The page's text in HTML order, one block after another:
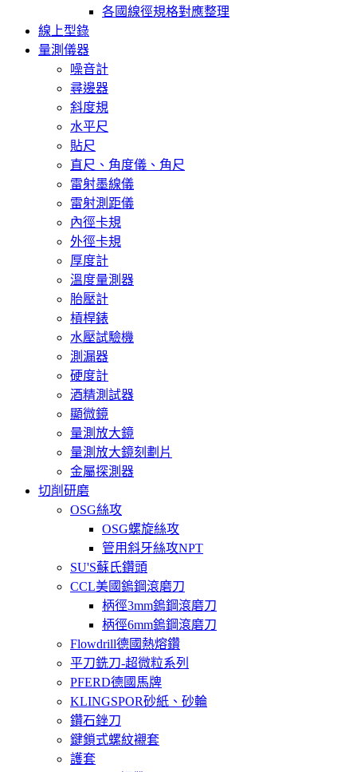
各國線徑規格對應整理
線上型錄
量測儀器
噪音計
尋邊器
斜度規
水平尺
貼尺
直尺、角度儀、角尺
雷射墨線儀
雷射測距儀
內徑卡規
外徑卡規
厚度計
溫度量測器
胎壓計
槓桿錶
水壓試驗機
測漏器
硬度計
酒精測試器
顯微鏡
量測放大鏡
量測放大鏡刻劃片
金屬探測器
切削研磨
OSG絲攻
OSG螺旋絲攻
管用斜牙絲攻NPT
SU'S蘇氏鑽頭
CCL美國鎢鋼滾磨刀
柄徑3mm鎢鋼滾磨刀
柄徑6mm鎢鋼滾磨刀
Flowdrill德國熱熔鑽
平刀銑刀-超微粒系列
PFERD德國馬牌
KLINGSPOR砂紙、砂輪
鑽石銼刀
鍵鎖式螺紋襯套
護套